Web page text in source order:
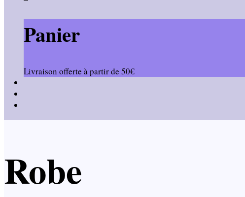
Panier
Livraison offerte à partir de 50€
Robe